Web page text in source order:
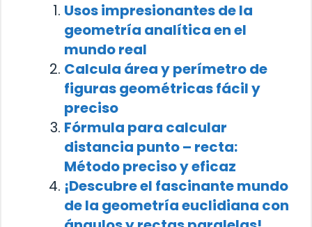
Usos impresionantes de la
geometría analítica en el
mundo real
Calcula área y perímetro de
figuras geométricas fácil y
preciso
Fórmula para calcular
distancia punto – recta:
Método preciso y eficaz
¡Descubre el fascinante mundo
de la geometría euclidiana con